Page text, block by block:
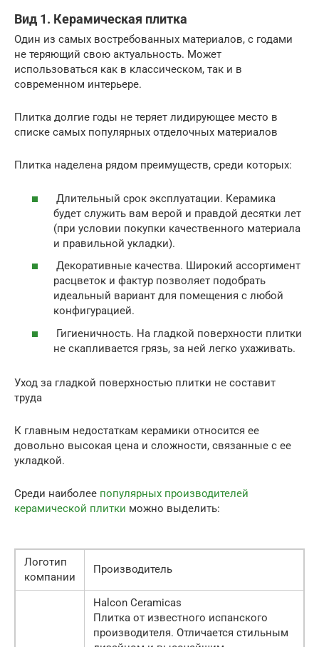
Вид 1. Керамическая плитка
Один из самых востребованных материалов, с годами
не теряющий свою актуальность. Может
использоваться как в классическом, так и в
современном интерьере.
Плитка долгие годы не теряет лидирующее место в
списке самых популярных отделочных материалов
Плитка наделена рядом преимуществ, среди которых:
Длительный срок эксплуатации. Керамика
будет служить вам верой и правдой десятки лет
(при условии покупки качественного материала
и правильной укладки).
Декоративные качества. Широкий ассортимент
расцветок и фактур позволяет подобрать
идеальный вариант для помещения с любой
конфигурацией.
Гигиеничность. На гладкой поверхности плитки
не скапливается грязь, за ней легко ухаживать.
Уход за гладкой поверхностью плитки не составит
труда
К главным недостаткам керамики относится ее
довольно высокая цена и сложности, связанные с ее
укладкой.
Среди наиболее популярных производителей
керамической плитки можно выделить:
Логотип
компании
Производитель
Halcon Ceramicas
Плитка от известного испанского
производителя. Отличается стильным